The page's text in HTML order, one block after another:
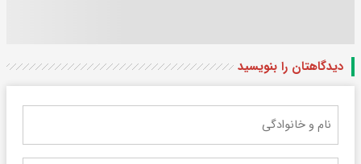
دیدگاهتان را بنویسید